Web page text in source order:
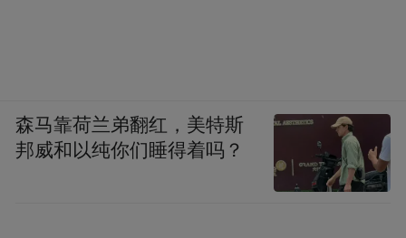
森马靠荷兰弟翻红，美特斯
邦威和以纯你们睡得着吗？